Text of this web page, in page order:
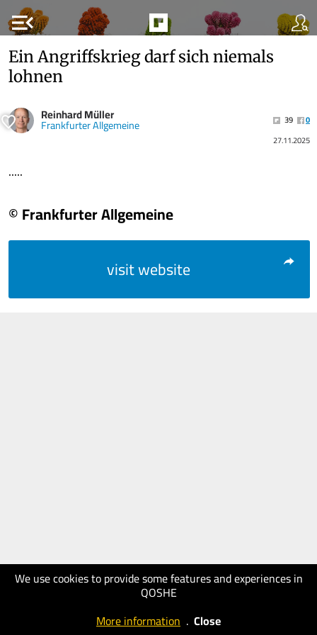
menu_open
We use cookies to provide some features and experiences in
QOSHE
More information . Close
Ein Angriffskrieg darf sich niemals
lohnen
Reinhard Müller
Frankfurter Allgemeine 39
0
27.11.2025
.....
© Frankfurter Allgemeine
visit website